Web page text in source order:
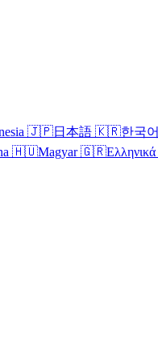
🇯🇵日本語 🇰🇷한국어
🇭🇺Magyar🇬🇷Ελληνικά